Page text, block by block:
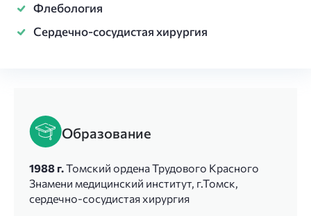
Флебология
Сердечно-сосудистаяхирургия
Образование
1988 г.Томский ордена Трудового Красного
Знамени медицинский институт, г.Томск,
сердечно-сосудистая хирургия